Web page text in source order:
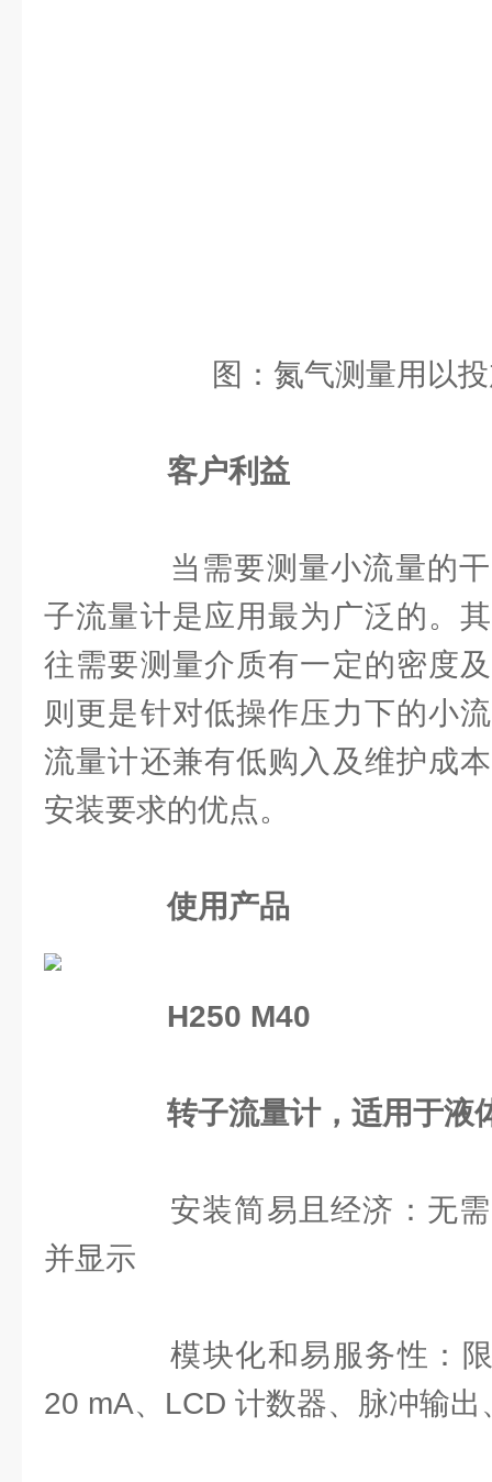
图：氮气测量用以
客户利益
当需要测量小流量的干
子流量计是应用最为广泛的。
往需要测量介质有一定的密度
则更是针对低操作压力下的小
流量计还兼有低购入及维护成
安装要求的优点。
使用产品
H250 M40
转子流量计，适用于液
安装简易且经济：无需
并显示
模块化和易服务性：
20 mA、LCD 计数器、脉冲输